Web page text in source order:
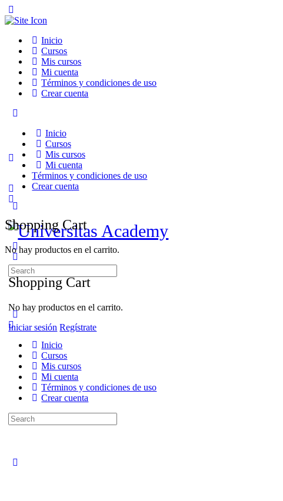
Side
Inicio
Cursos
Mis cursos
Mi cuenta
Términos y condiciones de uso
Crear cuenta
Panel Inicio
Cursos
Mis cursos
Mi cuenta
Términos y condiciones de uso
Crear cuenta
Shopping Cart
No hay productos en el carrito.
Iniciar sesión Regístrate
Shopping Cart
No hay productos en el carrito.
Search
for:
Inicio
Cursos
Mis cursos
Mi cuenta
Términos y condiciones de uso
Crear cuenta
Search
for: